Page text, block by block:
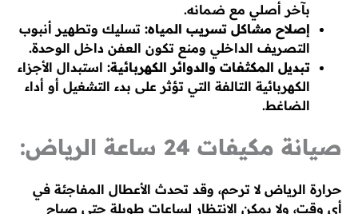
بآخر أصلي مع ضمانه.
إصلاح مشاكل تسريب المياه: تسليك وتطهير أنبوب
التصريف الداخلي ومنع تكون العفن داخل الوحدة.
تبديل المكثفات والدوائر الكهربائية: استبدال الأجزاء
الكهربائية التالفة التي تؤثر على بدء التشغيل أو أداء
الضاغط.
صيانة مكيفات 24 ساعة الرياض:
حرارة الرياض لا ترحم، وقد تحدث الأعطال المفاجئة في
أي وقت، ولا يمكن الانتظار لساعات طويلة حتى صباح